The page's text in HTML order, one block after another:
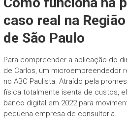
caso real na
de São Paulo
Para compreender a aplicação do
de Carlos, um microempreendedor
no ABC Paulista. Atraído pela
física totalmente isenta de custos,
banco digital em 2022 para
pequena empresa de consultoria.